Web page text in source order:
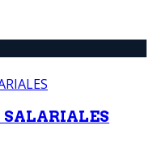
SALARIALES